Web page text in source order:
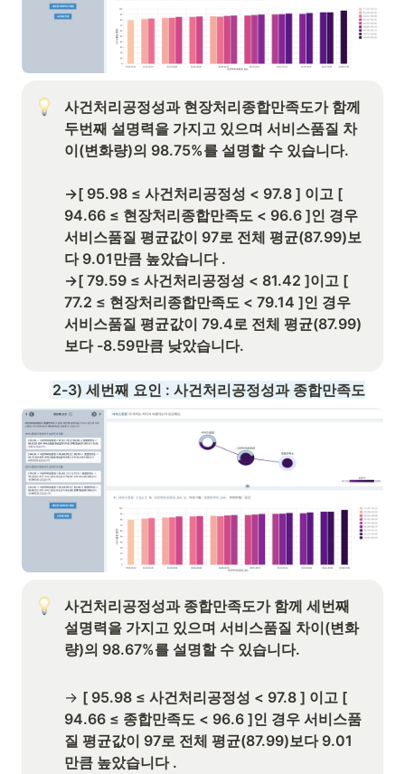
사건처리공정성과 현장처리종합만족도가 함께
두번째 설명력을 가지고 있으며 서비스품질 차
이(변화량)의 98.75%를 설명할 수 있습니다.
→[ 95.98 ≤ 사건처리공정성 < 97.8 ] 이고 [
94.66 ≤ 현장처리종합만족도 < 96.6 ]인 경우
서비스품질 평균값이 97로 전체 평균(87.99)보
다 9.01만큼 높았습니다 .
→[ 79.59 ≤ 사건처리공정성 < 81.42 ]이고 [
77.2 ≤ 현장처리종합만족도 < 79.14 ]인 경우
서비스품질 평균값이 79.4로 전체 평균(87.99)
보다 -8.59만큼 낮았습니다.
2-3) 세번째 요인 : 사건처리공정성과 종합만족도
사건처리공정성과 종합만족도가 함께 세번째
설명력을 가지고 있으며 서비스품질 차이(변화
량)의 98.67%를 설명할 수 있습니다.
→ [ 95.98 ≤ 사건처리공정성 < 97.8 ] 이고 [
94.66 ≤ 종합만족도 < 96.6 ]인 경우 서비스품
질 평균값이 97로 전체 평균(87.99)보다 9.01
만큼 높았습니다 .